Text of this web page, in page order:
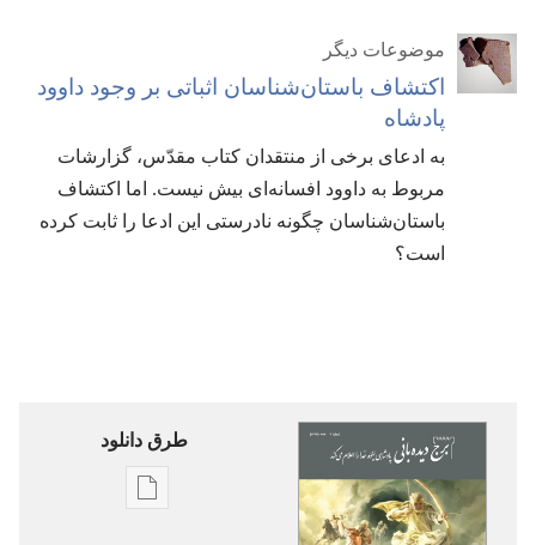
موضوعات دیگر
اکتشاف باستان‌شناسان اثباتی بر وجود داوود
پادشاه
به ادعای برخی از منتقدان کتاب مقدّس،‏ گزارشات
مربوط به داوود افسانه‌ای بیش نیست.‏ اما اکتشاف
باستان‌شناسان چگونه نادرستی این ادعا را ثابت کرده
است؟‏
طرق دانلود
گزینۀ